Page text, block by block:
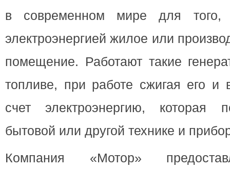
в современном мире для того,
электроэнергией жилое или
помещение. Работают такие
топливе, при работе сжигая его и
счет электроэнергию, которая
бытовой или другой технике и
Компания «Мотор»